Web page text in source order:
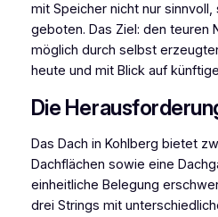
mit Speicher nicht nur
geboten. Das Ziel: den teuren
möglich durch selbst
heute und mit Blick auf
Die
Das Dach in Kohlberg bietet
Dachflächen sowie eine
einheitliche Belegung
drei Strings mit